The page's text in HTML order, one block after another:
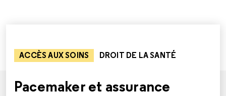
ACCÈS AUX SOINS DROIT DE LA SANTÉ
Pacemaker et assurance